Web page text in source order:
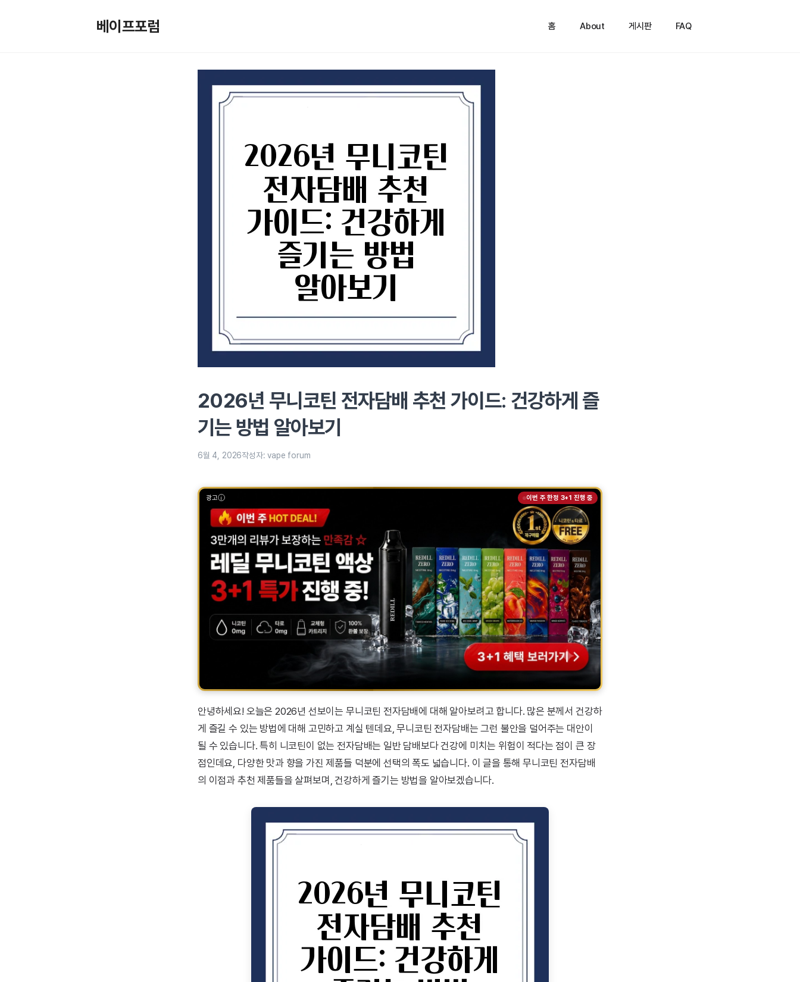
베이프포럼 홈 About 게시판 FAQ
2026년 무니코틴 전자담배 추천 가이드: 건강하게 즐
기는 방법 알아보기
6월 4, 2026작성자:vape forum
광고 이번 주 한정 3+1 진행 중
안녕하세요! 오늘은 2026년 선보이는 무니코틴 전자담배에 대해 알아보려고 합니다. 많은 분께서 건강하
게 즐길 수 있는 방법에 대해 고민하고 계실 텐데요, 무니코틴 전자담배는 그런 불안을 덜어주는 대안이
될 수 있습니다. 특히 니코틴이 없는 전자담배는 일반 담배보다 건강에 미치는 위험이 적다는 점이 큰 장
점인데요, 다양한 맛과 향을 가진 제품들 덕분에 선택의 폭도 넓습니다. 이 글을 통해 무니코틴 전자담배
의 이점과 추천 제품들을 살펴보며, 건강하게 즐기는 방법을 알아보겠습니다.